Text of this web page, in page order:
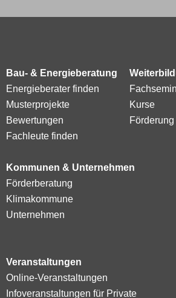
Bau- & Energieberatung
Energieberater finden
Musterprojekte
Bewertungen
Fachleute finden
Kurse
Förderung
Kommunen & Unternehmen
Förderberatung
Klimakommune
Unternehmen
Veranstaltungen
Online-Veranstaltungen
Infoveranstaltungen für Private